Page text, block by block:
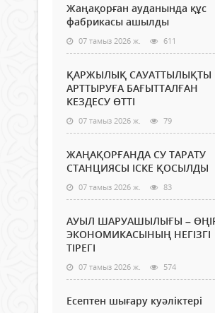
Жаңақорған ауданында құс
фабрикасы ашылды
07 тамыз 2026 ж. 611
ҚАРЖЫЛЫҚ САУАТТЫЛЫҚТЫ
АРТТЫРУҒА БАҒЫТТАЛҒАН
КЕЗДЕСУ ӨТТІ
07 тамыз 2026 ж. 79
ЖАҢАҚОРҒАНДА СУ ТАРАТУ
СТАНЦИЯСЫ ІСКЕ ҚОСЫЛДЫ
07 тамыз 2026 ж. 83
АУЫЛ ШАРУАШЫЛЫҒЫ –
ЭКОНОМИКАСЫНЫҢ НЕГІЗГІ
ТІРЕГІ
07 тамыз 2026 ж. 574
Есептен шығару куәліктері